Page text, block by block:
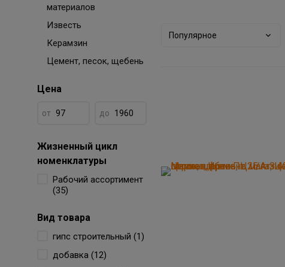
материалов
Известь
Керамзин
Цемент, песок, щебень
Цена
от до
Жизненный цикл
номенклатуры
Рабочий ассортимент
(35)
Вид товара
гипс строительный (1)
добавка (12)
Популярное